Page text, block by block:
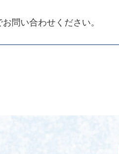
問い合わせください。